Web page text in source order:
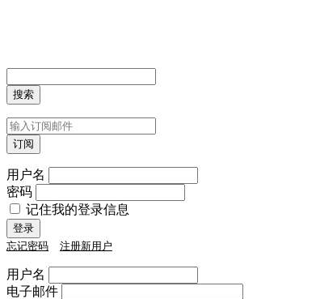
用户名
密码
记住我的登录信息
忘记密码 注册新用户
用户名
电子邮件